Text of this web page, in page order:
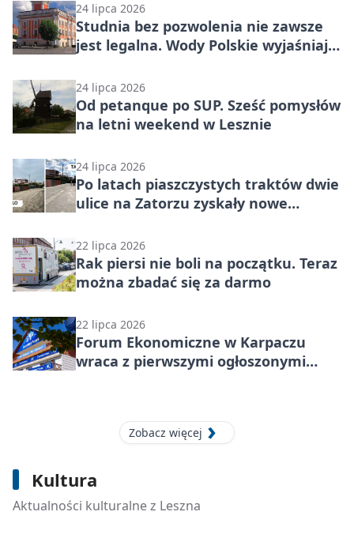
24 lipca 2026
Studnia bez pozwolenia nie zawsze
jest legalna. Wody Polskie wyjaśniają
24 lipca 2026
Od petanque po SUP. Sześć pomysłów
na letni weekend w Lesznie
24 lipca 2026
Po latach piaszczystych traktów dwie
ulice na Zatorzu zyskały nowe
22 lipca 2026
Rak piersi nie boli na początku. Teraz
można zbadać się za darmo
22 lipca 2026
Forum Ekonomiczne w Karpaczu
wraca z pierwszymi ogłoszonymi
Zobacz więcej
Kultura
Aktualności kulturalne z Leszna
Daniel Midas wraca do Leszna z
tajemnicą i nowym stand-upem